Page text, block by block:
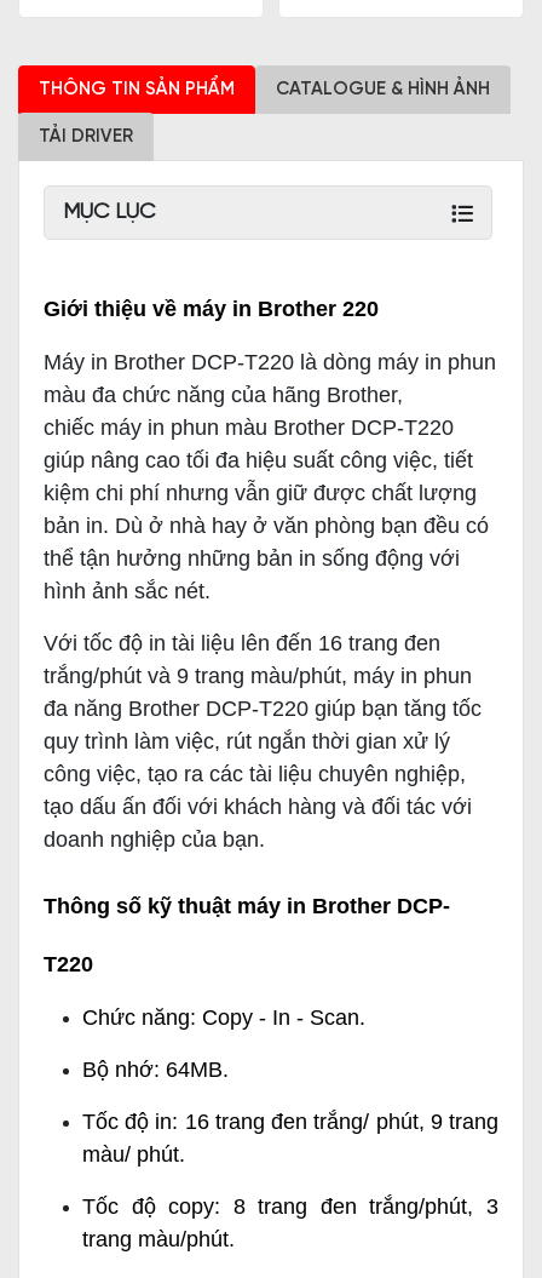
THÔNG TIN SẢN PHẨM CATALOGUE & HÌNH ẢNH
TẢI DRIVER
MỤC LỤC
Giới thiệu về máy in Brother 220
Máy in Brother DCP-T220 là dòng máy in phun
màu đa chức năng của hãng Brother,
chiếc máy in phun màu Brother DCP-T220
giúp nâng cao tối đa hiệu suất công việc, tiết
kiệm chi phí nhưng vẫn giữ được chất lượng
bản in. Dù ở nhà hay ở văn phòng bạn đều có
thể tận hưởng những bản in sống động với
hình ảnh sắc nét.
Với tốc độ in tài liệu lên đến 16 trang đen
trắng/phút và 9 trang màu/phút, máy in phun
đa năng Brother DCP-T220 giúp bạn tăng tốc
quy trình làm việc, rút ngắn thời gian xử lý
công việc, tạo ra các tài liệu chuyên nghiệp,
tạo dấu ấn đối với khách hàng và đối tác với
doanh nghiệp của bạn.
Thông số kỹ thuật máy in Brother DCP-
T220
Chức năng: Copy - In - Scan.
Bộ nhớ: 64MB.
Tốc độ in: 16 trang đen trắng/ phút, 9 trang
màu/ phút.
Tốc độ copy: 8 trang đen trắng/phút, 3
trang màu/phút.